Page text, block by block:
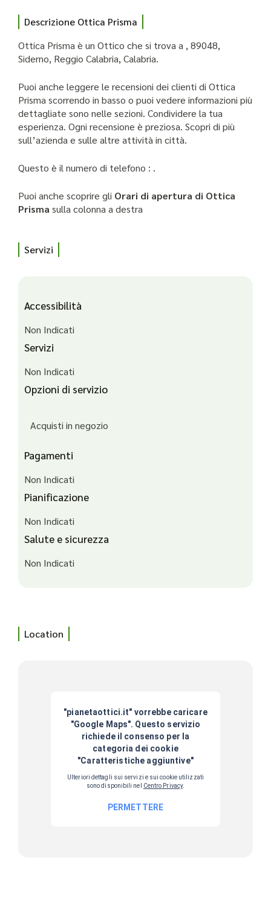
Descrizione Ottica Prisma
Ottica Prisma è un Ottico che si trova a , 89048,
Siderno, Reggio Calabria, Calabria.
Puoi anche leggere le recensioni dei clienti di Ottica
Prisma scorrendo in basso o puoi vedere informazioni più
dettagliate sono nelle sezioni. Condividere la tua
esperienza. Ogni recensione è preziosa. Scopri di più
sull’azienda e sulle altre attività in città.
Questo è il numero di telefono : .
Puoi anche scoprire gli Orari di apertura di Ottica
Prisma sulla colonna a destra
Servizi
Accessibilità
Non Indicati
Servizi
Non Indicati
Opzioni di servizio
Acquisti in negozio
Pagamenti
Non Indicati
Pianificazione
Non Indicati
Salute e sicurezza
Non Indicati
Location